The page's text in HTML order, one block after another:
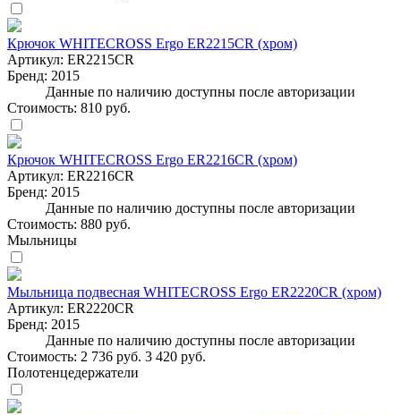
Крючок WHITECROSS Ergo ER2215CR (хром)
Артикул: ER2215CR
Бренд: 2015
Данные по наличию доступны после авторизации
Стоимость: 810 руб.
Крючок WHITECROSS Ergo ER2216CR (хром)
Артикул: ER2216CR
Бренд: 2015
Данные по наличию доступны после авторизации
Стоимость: 880 руб.
Мыльницы
Мыльница подвесная WHITECROSS Ergo ER2220CR (хром)
Артикул: ER2220CR
Бренд: 2015
Данные по наличию доступны после авторизации
Стоимость: 2 736 руб. 3 420 руб.
Полотенцедержатели